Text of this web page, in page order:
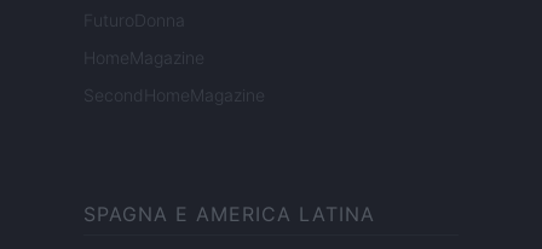
FuturoDonna
HomeMagazine
SecondHomeMagazine
SPAGNA E AMERICA LATINA